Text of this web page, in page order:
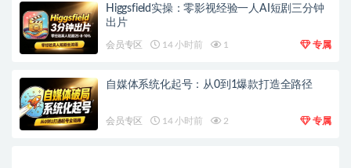
Higgsfield实操：零影视经验一人AI短剧三分钟
出片
会员专区 14 小时前 1 专属
自媒体系统化起号：从0到1爆款打造全路径
会员专区 14 小时前 2 专属